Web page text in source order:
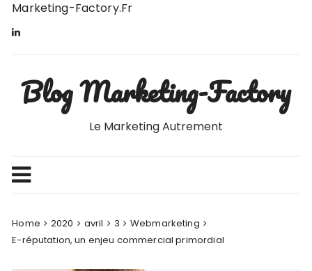
Skip
content
Marketing-Factory.fr
Blog Marketing-Factory
Le Marketing Autrement
Home 2020 avril 3
Webmarketing
E-réputation, un enjeu commercial primordial